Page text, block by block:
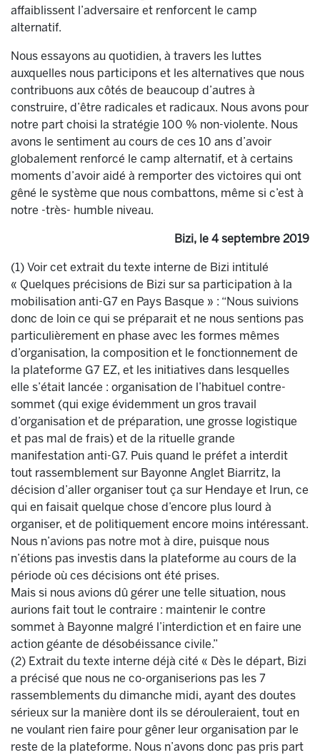
affaiblissent l’adversaire et renforcent le camp
alternatif.
Nous essayons au quotidien, à travers les luttes
auxquelles nous participons et les alternatives que nous
contribuons aux côtés de beaucoup d’autres à
construire, d’être radicales et radicaux. Nous avons pour
notre part choisi la stratégie 100 % non-violente. Nous
avons le sentiment au cours de ces 10 ans d’avoir
globalement renforcé le camp alternatif, et à certains
moments d’avoir aidé à remporter des victoires qui ont
gêné le système que nous combattons, même si c’est à
notre -très- humble niveau.
Bizi, le 4 septembre 2019
(1) Voir cet extrait du texte interne de Bizi intitulé
« Quelques précisions de Bizi sur sa participation à la
mobilisation anti-G7 en Pays Basque » : “Nous suivions
donc de loin ce qui se préparait et ne nous sentions pas
particulièrement en phase avec les formes mêmes
d’organisation, la composition et le fonctionnement de
la plateforme G7 EZ, et les initiatives dans lesquelles
elle s’était lancée : organisation de l’habituel contre-
sommet (qui exige évidemment un gros travail
d’organisation et de préparation, une grosse logistique
et pas mal de frais) et de la rituelle grande
manifestation anti-G7. Puis quand le préfet a interdit
tout rassemblement sur Bayonne Anglet Biarritz, la
décision d’aller organiser tout ça sur Hendaye et Irun, ce
qui en faisait quelque chose d’encore plus lourd à
organiser, et de politiquement encore moins intéressant.
Nous n’avions pas notre mot à dire, puisque nous
n’étions pas investis dans la plateforme au cours de la
période où ces décisions ont été prises.
Mais si nous avions dû gérer une telle situation, nous
aurions fait tout le contraire : maintenir le contre
sommet à Bayonne malgré l’interdiction et en faire une
action géante de désobéissance civile.”
(2) Extrait du texte interne déjà cité « Dès le départ, Bizi
a précisé que nous ne co-organiserions pas les 7
rassemblements du dimanche midi, ayant des doutes
sérieux sur la manière dont ils se dérouleraient, tout en
ne voulant rien faire pour gêner leur organisation par le
reste de la plateforme. Nous n’avons donc pas pris part